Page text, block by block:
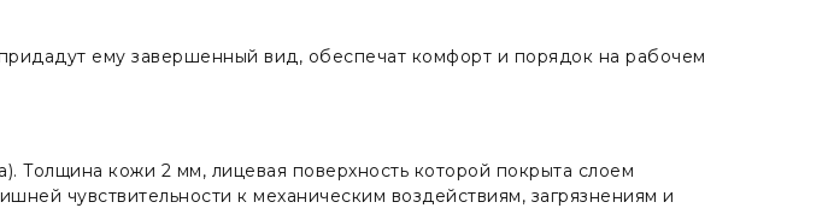
ему завершенный вид, обеспечат комфорт и порядок на рабочем
Толщина кожи 2 мм, лицевая поверхность которой покрыта слоем
чувствительности к механическим воздействиям, загрязнениям и